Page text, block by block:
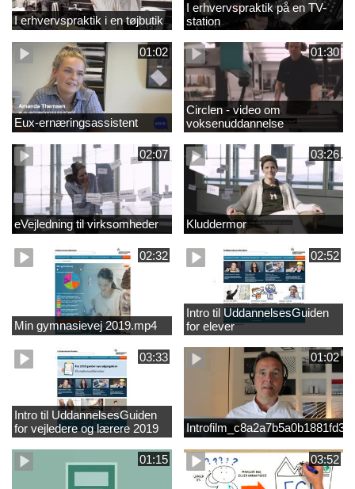
I erhvervspraktik i en tøjbutik
I erhvervspraktik på en TV-
station
01:02
Eux-ernæringsassistent
01:30
Circlen - video om
voksenuddannelse
02:07
eVejledning til virksomheder
03:26
Kluddermor
02:32
Min gymnasievej 2019.mp4
02:52
Intro til UddannelsesGuiden
for elever
03:33
Intro til UddannelsesGuiden
for vejledere og lærere 2019
01:02
01:15 03:52